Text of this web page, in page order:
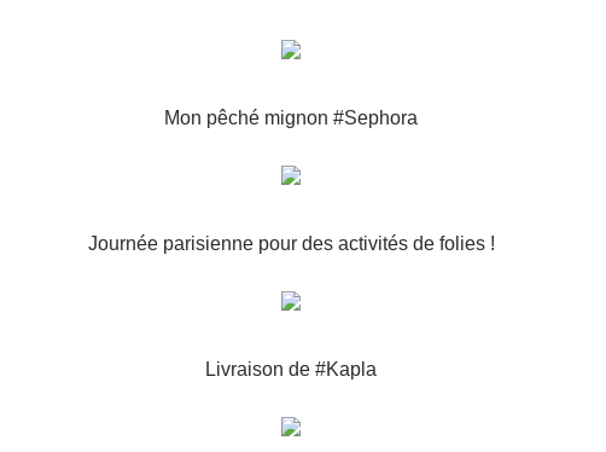
Mon pêché mignon #Sephora
Journée parisienne pour des activités de folies !
Livraison de #Kapla